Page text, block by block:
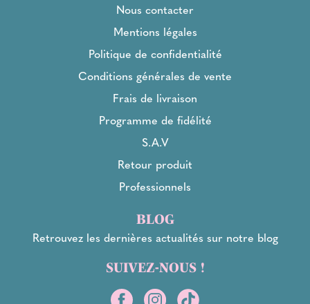
Nous contacter
Mentions légales
Politique de confidentialité
Conditions générales de vente
Frais de livraison
Programme de fidélité
S.A.V
Retour produit
Professionnels
BLOG
Retrouvez les dernières actualités sur notre blog
SUIVEZ-NOUS !